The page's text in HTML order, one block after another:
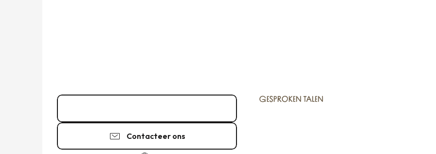
Contacteer ons
GESPROKEN TALEN
GESPROKEN TALEN